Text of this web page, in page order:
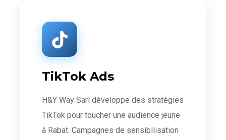
TikTok Ads
H&Y Way Sarl développe des stratégies
TikTok pour toucher une audience jeune
à Rabat. Campagnes de sensibilisation